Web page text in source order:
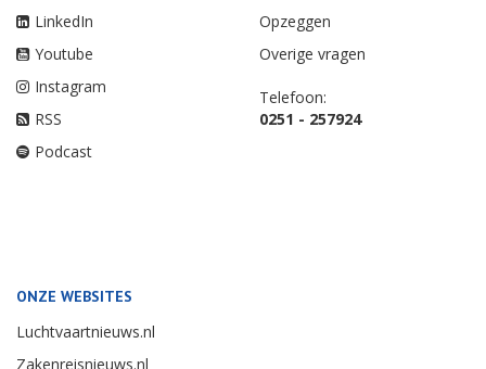
LinkedIn
Youtube
Instagram
RSS
Podcast
Opzeggen
Overige vragen
Telefoon:
0251 - 257924
ONZE WEBSITES
Luchtvaartnieuws.nl
Zakenreisnieuws.nl